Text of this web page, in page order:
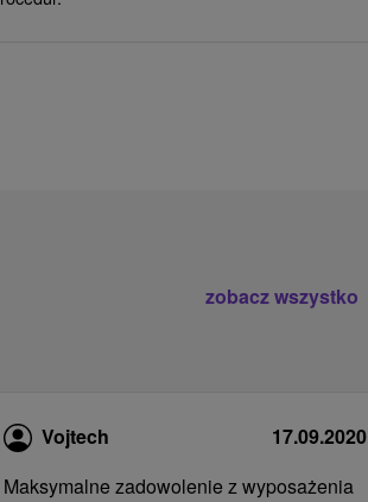
zobacz wszystko
Vojtech
17.09.2020
Maksymalne zadowolenie z wyposażenia